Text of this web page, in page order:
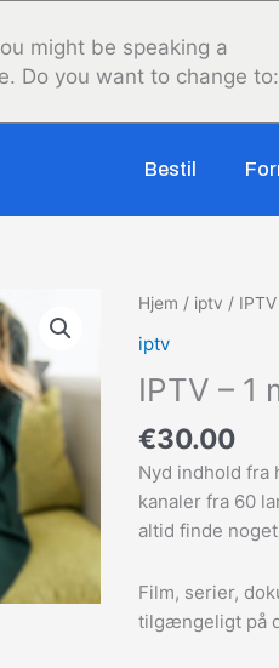
might be speaking a
Do you want to change to:
Bestil
Hjem / iptv /
iptv
IPTV – 1
€30.00
Nyd indhold fra
kanaler fra 60
altid finde
Film, serier,
tilgængeligt på